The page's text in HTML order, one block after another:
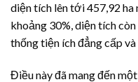
diện tích lên tới 457,92
khoảng 30%, diện tích
thống tiện ích đẳng cấp
Điều này đã mang đến